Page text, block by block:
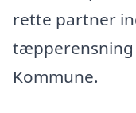
rette partner
tæpperensning
Kommune.